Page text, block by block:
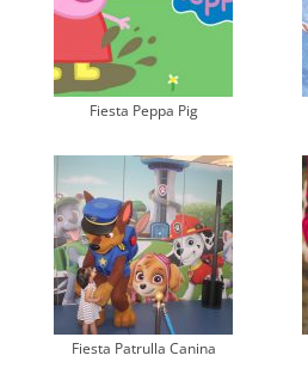
Fiesta Peppa Pig
Fiesta Patrulla Canina